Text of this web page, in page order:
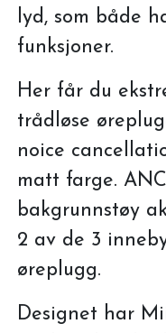
lyd, som både
funksjoner.
Her får du
trådløse
noice
matt farge.
bakgrunnstøy
2 av de 3
øreplugg.
Designet har